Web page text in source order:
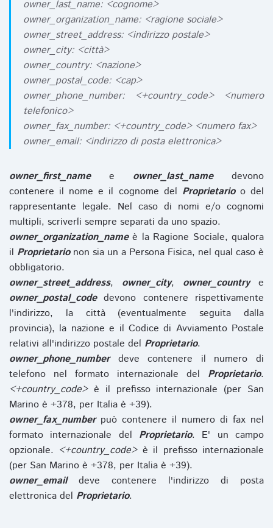
owner_last_name: <cognome>
owner_organization_name: <ragione sociale>
owner_street_address: <indirizzo postale>
owner_city: <città>
owner_country: <nazione>
owner_postal_code: <cap>
owner_phone_number: <+country_code> <numero
telefonico>
owner_fax_number: <+country_code> <numero fax>
owner_email: <indirizzo di posta elettronica>
owner_first_namee owner_last_namedevono
contenere il nome e il cognome del Proprietarioo del
rappresentante legale. Nel caso di nomi e/o cognomi
multipli, scriverli sempre separati da uno spazio.
owner_organization_nameè la Ragione Sociale, qualora
il Proprietarionon sia un a Persona Fisica, nel qual caso è
obbligatorio.
owner_street_address, owner_city, owner_countrye
owner_postal_codedevono contenere rispettivamente
l'indirizzo, la città (eventualmente seguita dalla
provincia), la nazione e il Codice di Avviamento Postale
relativi all'indirizzo postale del Proprietario.
owner_phone_numberdeve contenere il numero di
telefono nel formato internazionale del Proprietario.
<+country_code>è il prefisso internazionale (per San
Marino è +378, per Italia è +39).
owner_fax_numberpuò contenere il numero di fax nel
formato internazionale del Proprietario. E' un campo
opzionale. <+country_code>è il prefisso internazionale
(per San Marino è +378, per Italia è +39).
owner_emaildeve contenere l'indirizzo di posta
elettronica del Proprietario.